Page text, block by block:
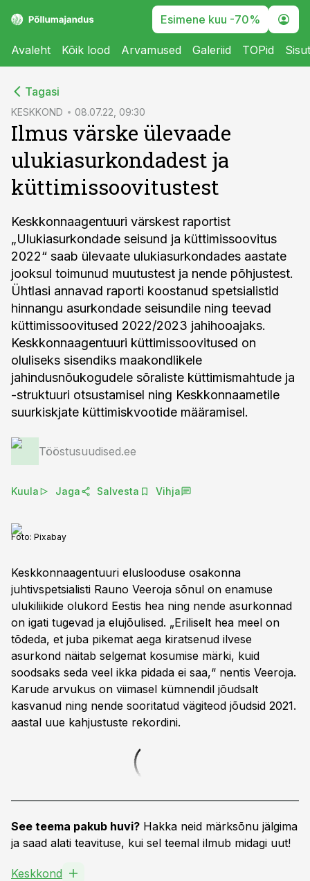
Esimene kuu -70%
Avaleht Kõik lood Arvamused Galeriid TOPid
Tagasi
KESKKOND 08.07.22, 09:30
Ilmus värske ülevaade
ulukiasurkondadest ja
küttimissoovitustest
Keskkonnaagentuuri värskest raportist
„Ulukiasurkondade seisund ja küttimissoovitus
2022“ saab ülevaate ulukiasurkondades aastate
jooksul toimunud muutustest ja nende põhjustest.
Ühtlasi annavad raporti koostanud spetsialistid
hinnangu asurkondade seisundile ning teevad
küttimissoovitused 2022/2023 jahihooajaks.
Keskkonnaagentuuri küttimissoovitused on
oluliseks sisendiks maakondlikele
jahindusnõukogudele sõraliste küttimismahtude ja
-struktuuri otsustamisel ning Keskkonnaametile
suurkiskjate küttimiskvootide määramisel.
Tööstusuudised.ee
Kuula Jaga Salvesta Vihja
Foto: Pixabay
Keskkonnaagentuuri eluslooduse osakonna
juhtivspetsialisti Rauno Veeroja sõnul on enamuse
ulukiliikide olukord Eestis hea ning nende asurkonnad
on igati tugevad ja elujõulised. „Eriliselt hea meel on
tõdeda, et juba pikemat aega kiratsenud ilvese
asurkond näitab selgemat kosumise märki, kuid
soodsaks seda veel ikka pidada ei saa,“ nentis Veeroja.
Karude arvukus on viimasel kümnendil jõudsalt
kasvanud ning nende sooritatud vägiteod jõudsid 2021.
aastal uue kahjustuste rekordini.
See teema pakub huvi? Hakka neid märksõnu jälgima
ja saad alati teavituse, kui sel teemal ilmub midagi uut!
Keskkond